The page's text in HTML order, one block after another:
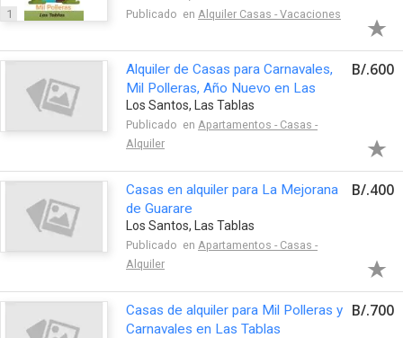
1 Publicado en Alquiler Casas - Vacaciones
Alquiler de Casas para Carnavales,
Mil Polleras, Año Nuevo en Las
Tablas
Los Santos, Las Tablas
Publicado en Apartamentos - Casas -
Alquiler
B/.600
Casas en alquiler para La Mejorana
de Guarare
Los Santos, Las Tablas
Publicado en Apartamentos - Casas -
Alquiler
B/.400
Casas de alquiler para Mil Polleras y
Carnavales en Las Tablas
B/.700